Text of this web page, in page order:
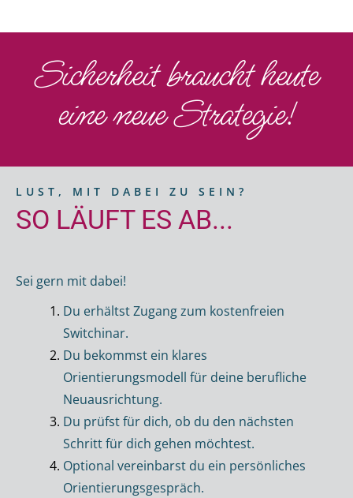
Sicherheit braucht heute
eine neue Strategie!
LUST, MIT DABEI ZU SEIN?
SO LÄUFT ES AB...
Sei gern mit dabei!
Du erhältst Zugang zum kostenfreien
Switchinar.
Du bekommst ein klares
Orientierungsmodell für deine berufliche
Neuausrichtung.
Du prüfst für dich, ob du den nächsten
Schritt für dich gehen möchtest.
Optional vereinbarst du ein persönliches
Orientierungsgespräch.